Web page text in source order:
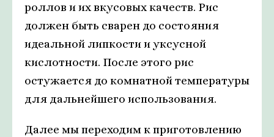
роллов и их вкусовых качеств. Рис
должен быть сварен до состояния
идеальной липкости и уксусной
кислотности. После этого рис
остужается до комнатной температуры
для дальнейшего использования.
Далее мы переходим к приготовлению